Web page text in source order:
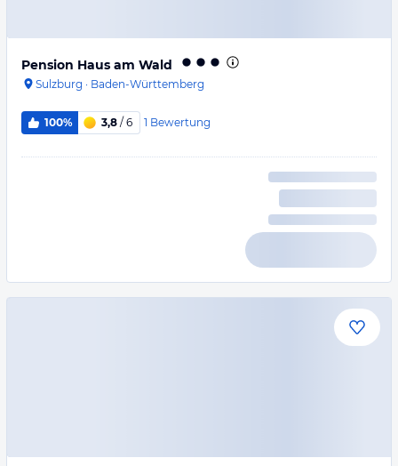
Pension Haus am Wald
Sulzburg · Baden-Württemberg
100% 3,8 / 6 1 Bewertung